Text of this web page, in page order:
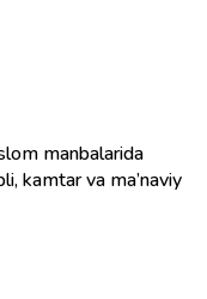
kamtar va ma’naviy